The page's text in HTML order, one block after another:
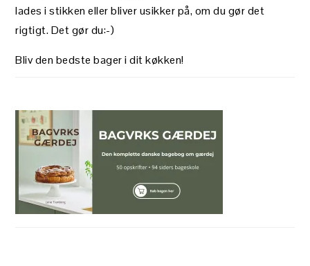
lades i stikken eller bliver usikker på, om du gør det
rigtigt. Det gør du:-)
Bliv den bedste bager i dit køkken!